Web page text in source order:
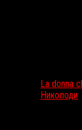
La donna
Николоди